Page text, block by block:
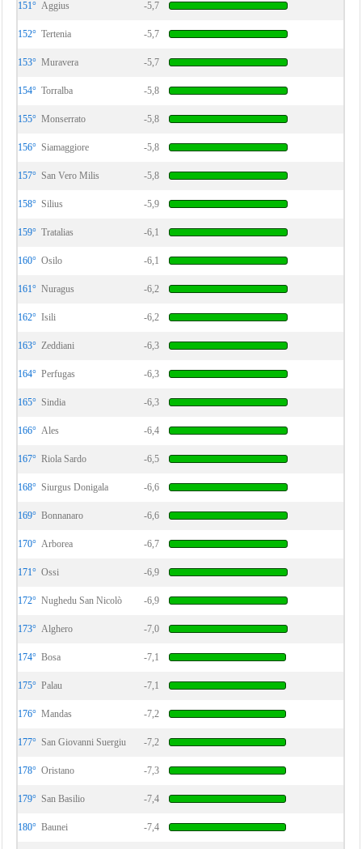
151° Aggius -5,7
152° Tertenia -5,7
153° Muravera -5,7
154° Torralba -5,8
155° Monserrato -5,8
156° Siamaggiore -5,8
157° San Vero Milis -5,8
158° Silius -5,9
159° Tratalias -6,1
160° Osilo -6,1
161° Nuragus -6,2
162° Isili -6,2
163° Zeddiani -6,3
164° Perfugas -6,3
165° Sindia -6,3
166° Ales -6,4
167° Riola Sardo -6,5
168° Siurgus Donigala -6,6
169° Bonnanaro -6,6
170° Arborea -6,7
171° Ossi -6,9
172° Nughedu San Nicolò -6,9
173° Alghero -7,0
174° Bosa -7,1
175° Palau -7,1
176° Mandas -7,2
177° San Giovanni Suergiu -7,2
178° Oristano -7,3
179° San Basilio -7,4
180° Baunei -7,4